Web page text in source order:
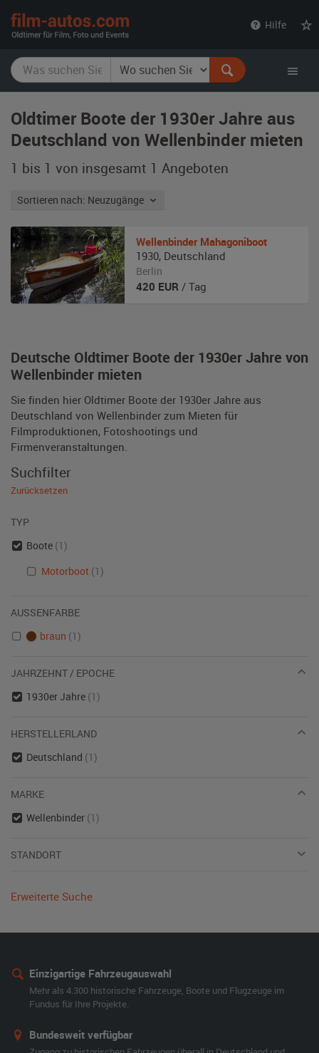
Hilfe
Oldtimer Boote der 1930er Jahre aus
Deutschland von Wellenbinder mieten
1 bis 1 von insgesamt 1 Angeboten
Sortieren nach: Neuzugänge
Deutsche Oldtimer Boote der 1930er Jahre von
Wellenbinder mieten
Sie finden hier Oldtimer Boote der 1930er Jahre aus
Deutschland von Wellenbinder zum Mieten für
Filmproduktionen, Fotoshootings und
Firmenveranstaltungen.
Wellenbinder Mahagoniboot
1930, Deutschland
Berlin
420 EUR / Tag
Suchfilter
Zurücksetzen
TYP
Boote (1)
Motorboot (1)
AUSSENFARBE
braun (1)
JAHRZEHNT / EPOCHE
1930er Jahre (1)
HERSTELLERLAND
Deutschland (1)
MARKE
Wellenbinder (1)
STANDORT
Erweiterte Suche
Einzigartige Fahrzeugauswahl
Mehr als 4.300 historische Fahrzeuge, Boote und Flugzeuge im
Fundus für Ihre Projekte.
Bundesweit verfügbar